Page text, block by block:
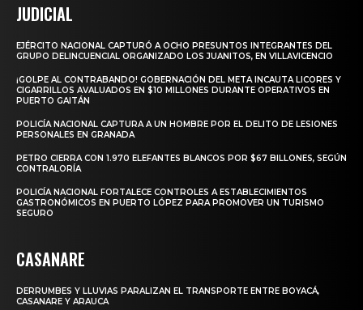
JUDICIAL
EJÉRCITO NACIONAL CAPTURÓ A OCHO PRESUNTOS INTEGRANTES DEL
GRUPO DELINCUENCIAL ORGANIZADO LOS JUANITOS, EN VILLAVICENCIO
¡GOLPE AL CONTRABANDO! GOBERNACIÓN DEL META INCAUTA LICORES Y
CIGARRILLOS AVALUADOS EN $10 MILLONES DURANTE OPERATIVOS EN
PUERTO GAITÁN
POLICÍA NACIONAL CAPTURA A UN HOMBRE POR EL DELITO DE LESIONES
PERSONALES EN GRANADA
PETRO CIERRA CON 1.970 ELEFANTES BLANCOS POR $67 BILLONES, SEGÚN
CONTRALORÍA
POLICÍA NACIONAL FORTALECE CONTROLES A ESTABLECIMIENTOS
GASTRONÓMICOS EN PUERTO LÓPEZ PARA PROMOVER UN TURISMO
SEGURO
CASANARE
DERRUMBES Y LLUVIAS PARALIZAN EL TRANSPORTE ENTRE BOYACÁ,
CASANARE Y ARAUCA